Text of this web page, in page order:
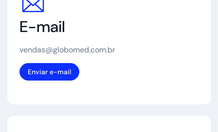
E-mail
vendas@globomed.com.br
Enviar e-mail